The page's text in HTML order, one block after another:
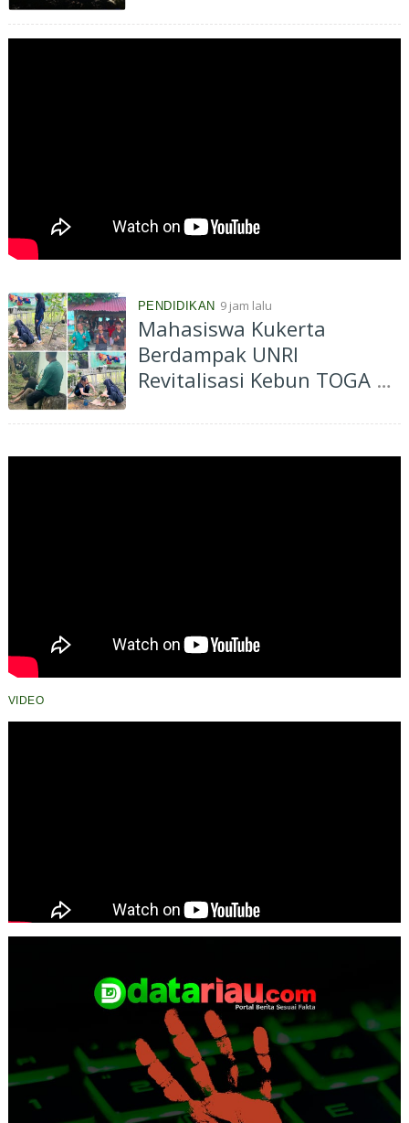
Perawang
PENDIDIKAN 9 jam lalu
Mahasiswa Kukerta
Berdampak UNRI
Revitalisasi Kebun TOGA di
Dorong Pemanfaatan
Tanaman Obat Keluarga
VIDEO